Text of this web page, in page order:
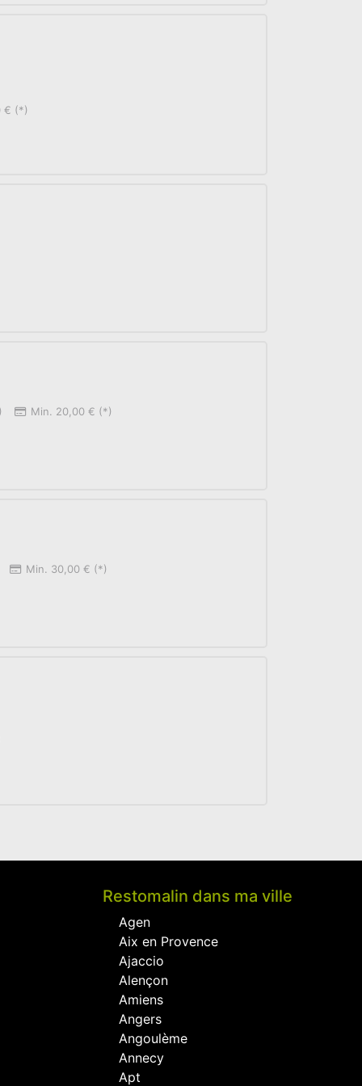
€ (*)
Min. 20,00 € (*)
Min. 30,00 € (*)
Restomalin dans ma ville
Agen
Aix en Provence
Ajaccio
Alençon
Amiens
Angers
Angoulème
Annecy
Apt